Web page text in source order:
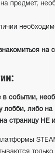
предмет,
на
в событии,
лобби, либо
страницу НЕ